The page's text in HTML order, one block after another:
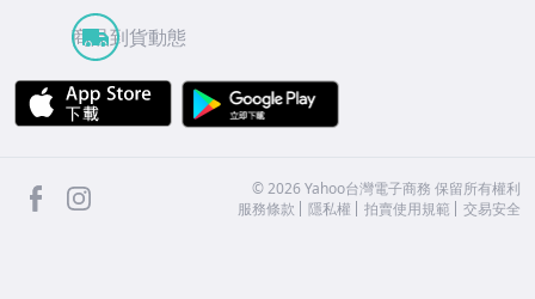
商品到貨動態
APP Store
facebook ©2026 Yahoo台灣電子商務 保留所有權利
服務條款
隱私權 拍賣使用規範 交易安全